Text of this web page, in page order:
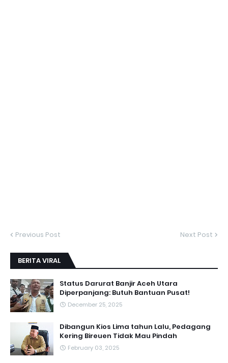
Previous Post Next Post
BERITA VIRAL
Status Darurat Banjir Aceh Utara
Diperpanjang: Butuh Bantuan Pusat!
December 25, 2025
Dibangun Kios Lima tahun Lalu, Pedagang
Kering Bireuen Tidak Mau Pindah
February 03, 2025